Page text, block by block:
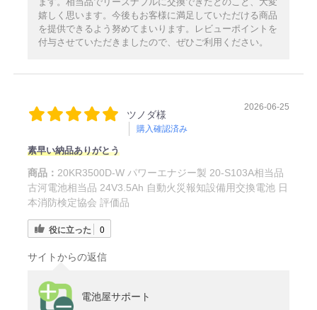
嬉しく思います。今後もお客様に満足していただける商品
を提供できるよう努めてまいります。レビューポイントを
付与させていただきましたので、ぜひご利用ください。
ツノダ様
購入確認済み
2026-06-25
素早い納品ありがとう
商品： 20KR3500D-W パワーエナジー製 20-S103A相当品
古河電池相当品 24V3.5Ah 自動火災報知設備用交換電池 日
本消防検定協会 評価品
役に立った 0
サイトからの返信
電池屋サポート